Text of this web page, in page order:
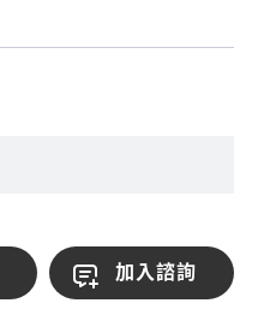
加入諮詢